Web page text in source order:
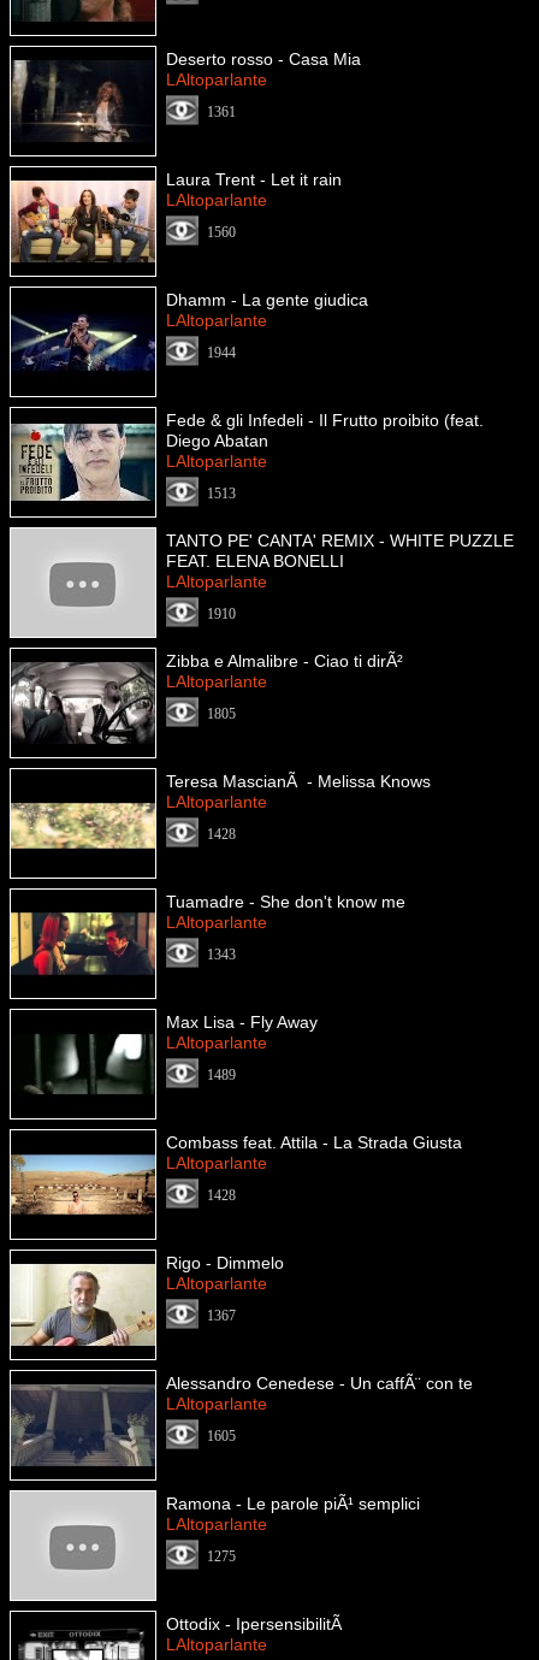
Deserto rosso - Casa Mia
LAltoparlante
1361
Laura Trent - Let it rain
LAltoparlante
1560
Dhamm - La gente giudica
LAltoparlante
1944
Fede & gli Infedeli - Il Frutto proibito (feat.
Diego Abatan
LAltoparlante
1513
TANTO PE' CANTA' REMIX - WHITE PUZZLE
FEAT. ELENA BONELLI
LAltoparlante
1910
Zibba e Almalibre - Ciao ti dirÃ²
LAltoparlante
1805
Teresa MascianÃ - Melissa Knows
LAltoparlante
1428
Tuamadre - She don't know me
LAltoparlante
1343
Max Lisa - Fly Away
LAltoparlante
1489
Combass feat. Attila - La Strada Giusta
LAltoparlante
1428
Rigo - Dimmelo
LAltoparlante
1367
Alessandro Cenedese - Un caffÃ¨ con te
LAltoparlante
1605
Ramona - Le parole piÃ¹ semplici
LAltoparlante
1275
Ottodix - IpersensibilitÃ
LAltoparlante